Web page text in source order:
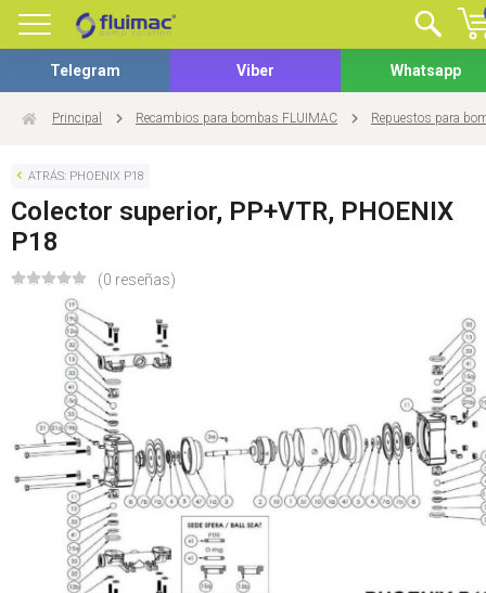
Telegram Viber Whatsapp
Principal Recambios para bombas FLUIMAC Repuestos para
ATRÁS: PHOENIX P18
Colector superior, PP+VTR, PHOENIX
P18
(0 reseñas)